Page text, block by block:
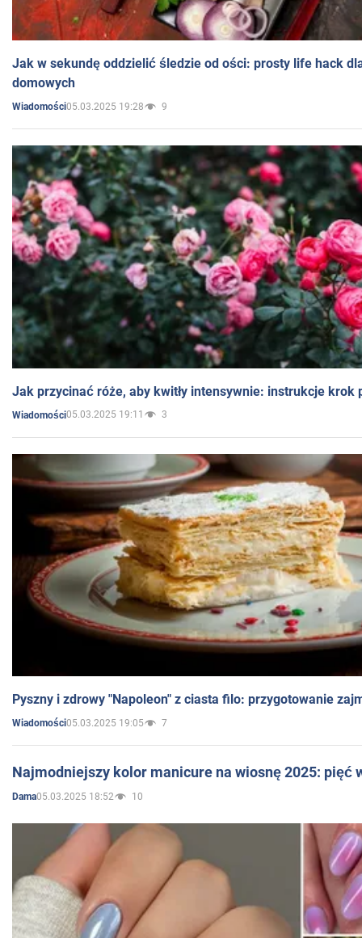
Jak w sekundę oddzielić śledzie od ości: prosty life hack
domowych
Wiadomości05.03.2025 19:28 9
Jak przycinać róże, aby kwitły intensywnie: instrukcje krok
Wiadomości05.03.2025 19:11 3
Pyszny i zdrowy "Napoleon" z ciasta filo: przygotowanie
Wiadomości05.03.2025 19:05 7
Najmodniejszy kolor manicure na wiosnę 2025: pięć
Dama05.03.2025 18:52 10